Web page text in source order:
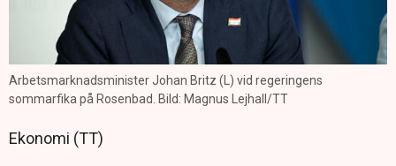
Arbetsmarknadsminister Johan Britz (L) vid regeringens
sommarfika på Rosenbad. Bild: Magnus Lejhall/TT
Ekonomi (TT)